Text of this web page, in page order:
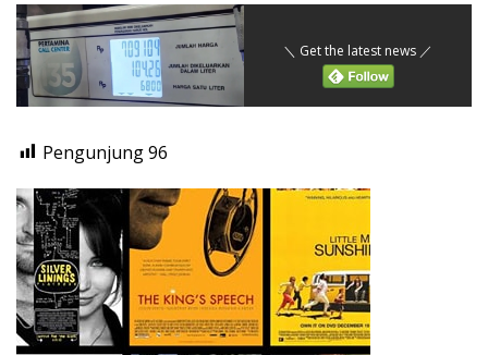
＼ Get the latest news ／
Pengunjung96